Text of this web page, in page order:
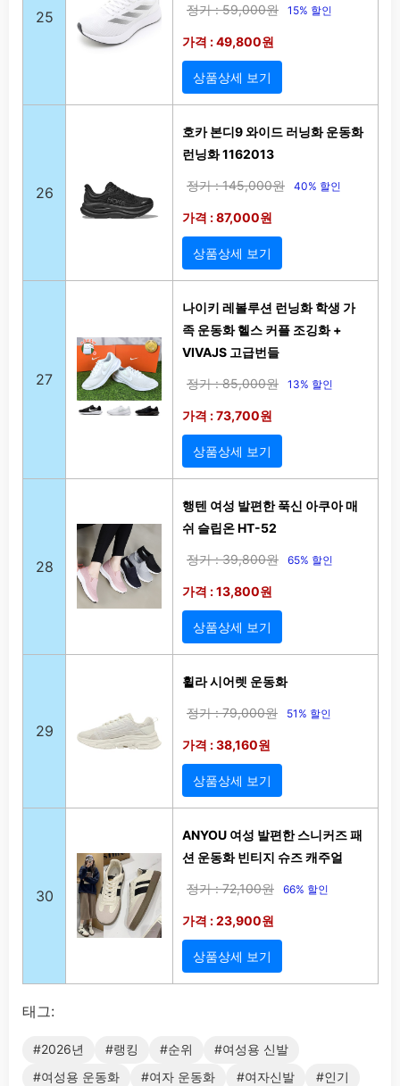
25 정가 : 59,000원 15% 할인
가격 : 49,800원
상품상세 보기
26
호카 본디9 와이드 러닝화 운동화
런닝화 1162013
정가 : 145,000원 40% 할인
가격 : 87,000원
상품상세 보기
27
나이키 레볼루션 런닝화 학생 가
족 운동화 헬스 커플 조깅화 +
VIVAJS 고급번들
정가 : 85,000원 13% 할인
가격 : 73,700원
상품상세 보기
28
행텐 여성 발편한 푹신 아쿠아 매
쉬 슬립온 HT-52
정가 : 39,800원 65% 할인
가격 : 13,800원
상품상세 보기
29
휠라 시어렛 운동화
정가 : 79,000원 51% 할인
가격 : 38,160원
상품상세 보기
30
ANYOU 여성 발편한 스니커즈 패
션 운동화 빈티지 슈즈 캐주얼
정가 : 72,100원 66% 할인
가격 : 23,900원
상품상세 보기
태그:
#2026년 #랭킹 #순위
#여성용 신발
#여성용 운동화
#여자 운동화 #여자신발 #인기